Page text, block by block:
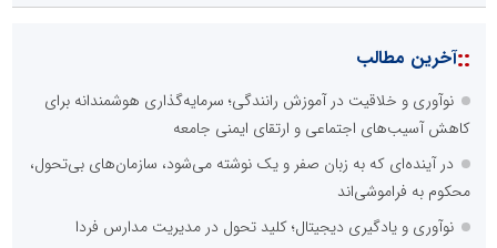
::آخرین مطالب
نوآوری و خلاقیت در آموزش رانندگی؛ سرمایه‌گذاری هوشمندانه برای
کاهش آسیب‌های اجتماعی و ارتقای ایمنی جامعه
در آینده‌ای که به زبان صفر و یک نوشته می‌شود، سازمان‌های بی‌تحول،
محکوم به فراموشی‌اند
نوآوری و یادگیری دیجیتال؛ کلید تحول در مدیریت مدارس فردا